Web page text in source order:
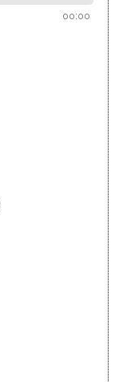
00:00